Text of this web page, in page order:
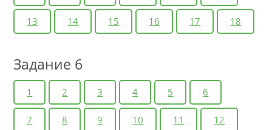
13 14 15 16 17 18
Задание 6
1 2 3 4 5 6
7 8 9 10 11 12